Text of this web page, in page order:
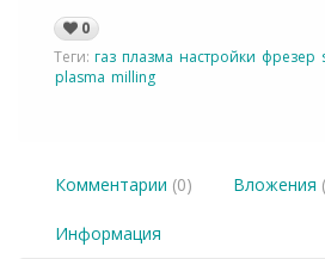
0
Теги: газ плазма настройки фрезер
plasma milling
Комментарии (0) Вложения
Информация